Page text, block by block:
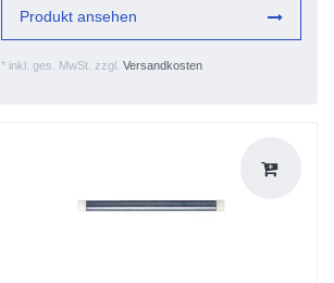
* inkl. ges. MwSt. zzgl. Versandkosten
Produkt ansehen